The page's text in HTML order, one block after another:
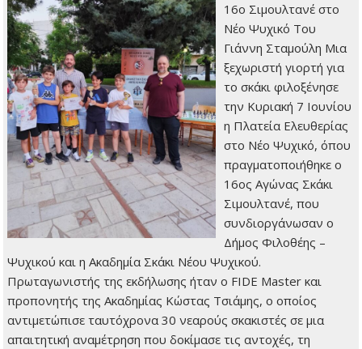
16ο Σιμουλτανέ στο
Νέο Ψυχικό Του
Γιάννη Σταμούλη Μια
ξεχωριστή γιορτή για
το σκάκι φιλοξένησε
την Κυριακή 7 Ιουνίου
η Πλατεία Ελευθερίας
στο Νέο Ψυχικό, όπου
πραγματοποιήθηκε ο
16ος Αγώνας Σκάκι
Σιμουλτανέ, που
συνδιοργάνωσαν ο
Δήμος Φιλοθέης –
Ψυχικού και η Ακαδημία Σκάκι Νέου Ψυχικού.
Πρωταγωνιστής της εκδήλωσης ήταν ο FIDE Master και
προπονητής της Ακαδημίας Κώστας Τσιάμης, ο οποίος
αντιμετώπισε ταυτόχρονα 30 νεαρούς σκακιστές σε μια
απαιτητική αναμέτρηση που δοκίμασε τις αντοχές, τη